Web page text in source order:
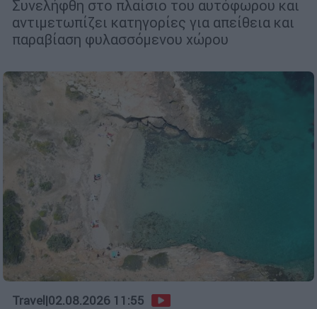
Συνελήφθη στο πλαίσιο του αυτόφωρου και
αντιμετωπίζει κατηγορίες για απείθεια και
παραβίαση φυλασσόμενου χώρου
Travel |02.08.2026 11:55